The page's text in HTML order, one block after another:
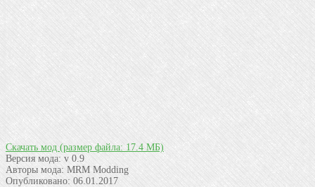
Скачать мод (размер файла: 17.4 МБ)
Версия мода: v 0.9
Авторы мода: MRM Modding
Опубликовано: 06.01.2017